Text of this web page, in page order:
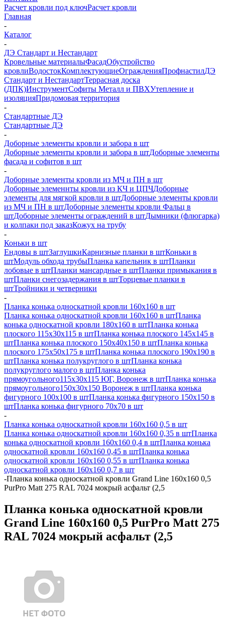
Расчет кровли под ключРасчет кровли
Главная
-
Каталог
-
ДЭ Стандарт и Нестандарт
Кровельные материалыФасадОбустройство
кровлиВодостокКомплектующиеОгражденияПрофнастилДЭ
Стандарт и НестандартТеррасная доска
(ДПК)ИнструментСофиты Металл и ПВХУтепление и
изоляцияПридомовая территория
-
Стандартные ДЭ
Стандартные ДЭ
-
Доборные элементы кровли и забора в шт
Доборные элементы кровли и забора в штДоборные элементы
фасада и софитов в шт
-
Доборные элементы кровли из МЧ и ПН в шт
Доборные элеменнты кровли из КЧ и ЦПЧДоборные
элементы для мягкой кровли в штДоборные элементы кровли
из МЧ и ПН в штДоборные элементы кровли Фальц в
штДоборные элементы ограждений в штДымники (флюгарка)
и колпаки под заказКожух на трубу
-
Коньки в шт
Ендовы в штЗаглушкиКарнизные планки в штКоньки в
штМодуль обхода трубыПланка капельник в штПланки
лобовые в штПланки мансардные в штПланки примыкания в
штПланки снегозадержания в штТорцевые планки в
штТройники и четверники
-
Планка конька односкатной кровли 160х160 в шт
Планка конька односкатной кровли 160х160 в штПланка
конька односкатной кровли 180х160 в штПланка конька
плоского 115х30х115 в штПланка конька плоского 145х145 в
штПланка конька плоского 150х40х150 в штПланка конька
плоского 175х50х175 в штПланка конька плоского 190х190 в
штПланка конька полукруглого в штПланка конька
полукруглого малого в штПланка конька
прямоугольного115х30х115 ЮГ, Воронеж в штПланка конька
прямоугольного150х30х150 Воронеж в штПланка конька
фигурного 100x100 в штПланка конька фигурного 150x150 в
штПланка конька фигурного 70x70 в шт
-
Планка конька односкатной кровли 160х160 0,5 в шт
Планка конька односкатной кровли 160х160 0,35 в штПланка
конька односкатной кровли 160х160 0,4 в штПланка конька
односкатной кровли 160х160 0,45 в штПланка конька
односкатной кровли 160х160 0,55 в штПланка конька
односкатной кровли 160х160 0,7 в шт
-Планка конька односкатной кровли Grand Line 160x160 0,5
PurPro Matt 275 RAL 7024 мокрый асфальт (2,5
Планка конька односкатной кровли
Grand Line 160x160 0,5 PurPro Matt 275
RAL 7024 мокрый асфальт (2,5